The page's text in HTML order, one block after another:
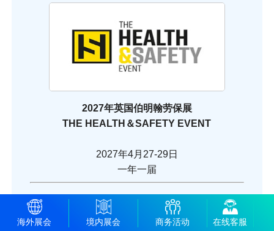
2027年英国伯明翰劳保展
THE HEALTH＆SAFETY EVENT
2027年4月27-29日
一年一届
新天组展情况：无
海外展会 境内展会 商务活动 在线客服